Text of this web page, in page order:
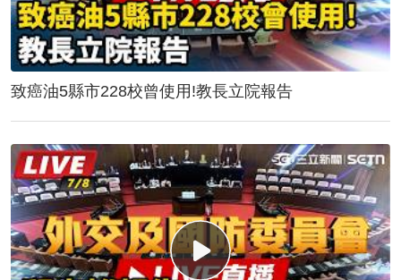
致癌油5縣市228校曾使用!教長立院報告